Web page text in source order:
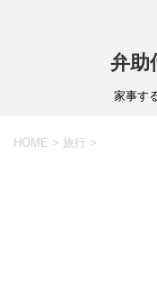
弁助
家事す
HOME > 旅行 >